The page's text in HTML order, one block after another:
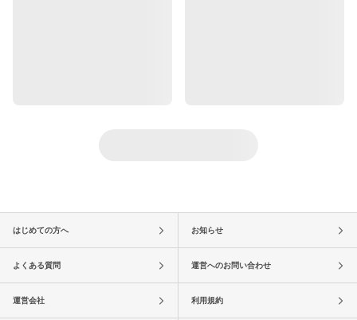
はじめての方へ お知らせ
よくある質問 運営へのお問い合わせ
運営会社 利用規約